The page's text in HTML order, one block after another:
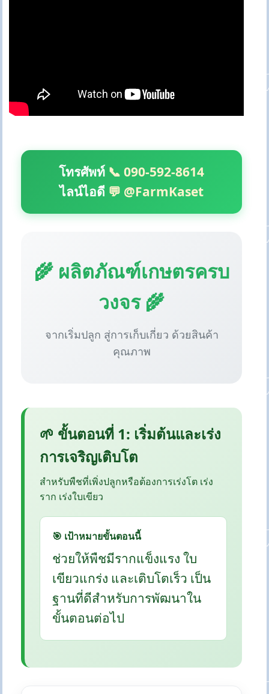
โทรศัพท์ 📞 090-592-8614
ไลน์ไอดี 💬 @FarmKaset
🌾 ผลิตภัณฑ์เกษตรครบ
วงจร 🌾
จากเริ่มปลูก สู่การเก็บเกี่ยว ด้วยสินค้า
คุณภาพ
🌱 ขั้นตอนที่ 1: เริ่มต้นและเร่ง
การเจริญเติบโต
สำหรับพืชที่เพิ่งปลูกหรือต้องการเร่งโต เร่ง
ราก เร่งใบเขียว
🎯 เป้าหมายขั้นตอนนี้
ช่วยให้พืชมีรากแข็งแรง ใบ
เขียวแกร่ง และเติบโตเร็ว เป็น
ฐานที่ดีสำหรับการพัฒนาใน
ขั้นตอนต่อไป